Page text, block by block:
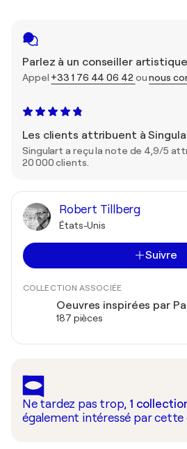
Parlez à un conseiller artistique
Appel +33 1 76 44 06 42 ounous
Les clients attribuent à
Singulart a reçu la note de 4,9/5
20 000 clients.
Robert Tillberg
États-Unis
Suivre
COLLECTION ASSOCIÉE
Oeuvres inspirées par
187 pièces
Ne tardez pas trop, 1
également intéressé par cette